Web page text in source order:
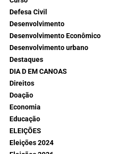
Defesa Civil
Desenvolvimento
Desenvolvimento Econômico
Desenvolvimento urbano
Destaques
DIA D EM CANOAS
Direitos
Doação
Economia
Educação
ELEIÇÕES
Eleições 2024